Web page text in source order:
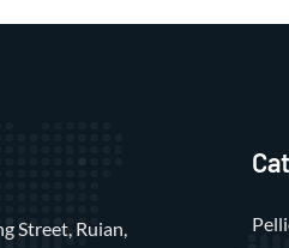
Street, Ruian,